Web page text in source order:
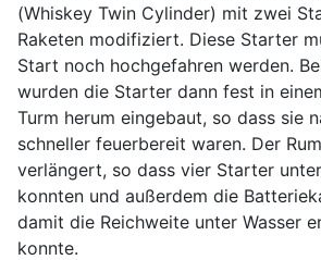
(Whiskey Twin Cylinder) mit zwei
Raketen modifiziert. Diese Starter
Start noch hochgefahren werden.
wurden die Starter dann fest in
Turm herum eingebaut, so dass sie
schneller feuerbereit waren. Der
verlängert, so dass vier Starter
konnten und außerdem die
damit die Reichweite unter Wasser
konnte.